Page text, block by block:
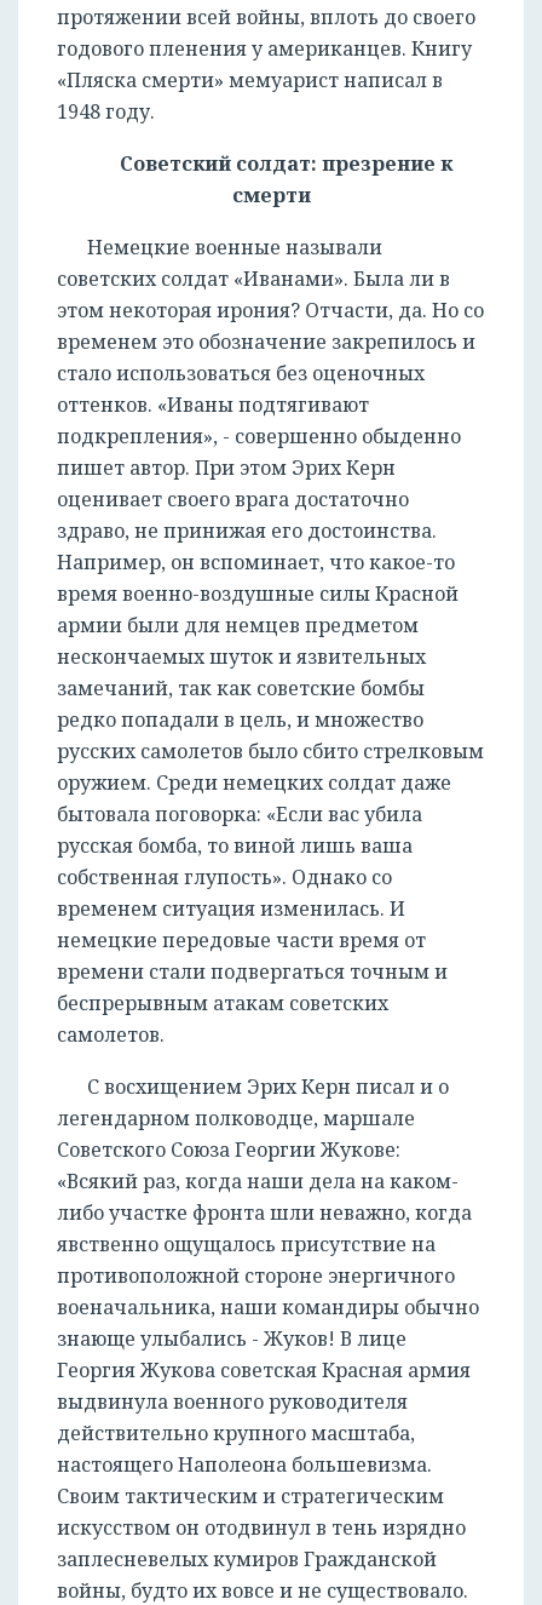
протяжении всей войны, вплоть до своего
годового пленения у американцев. Книгу
«Пляска смерти» мемуарист написал в
1948 году.
Советский солдат: презрение к
смерти
Немецкие военные называли
советских солдат «Иванами». Была ли в
этом некоторая ирония? Отчасти, да. Но со
временем это обозначение закрепилось и
стало использоваться без оценочных
оттенков. «Иваны подтягивают
подкрепления», - совершенно обыденно
пишет автор. При этом Эрих Керн
оценивает своего врага достаточно
здраво, не принижая его достоинства.
Например, он вспоминает, что какое-то
время военно-воздушные силы Красной
армии были для немцев предметом
нескончаемых шуток и язвительных
замечаний, так как советские бомбы
редко попадали в цель, и множество
русских самолетов было сбито стрелковым
оружием. Среди немецких солдат даже
бытовала поговорка: «Если вас убила
русская бомба, то виной лишь ваша
собственная глупость». Однако со
временем ситуация изменилась. И
немецкие передовые части время от
времени стали подвергаться точным и
беспрерывным атакам советских
самолетов.
С восхищением Эрих Керн писал и о
легендарном полководце, маршале
Советского Союза Георгии Жукове:
«Всякий раз, когда наши дела на каком-
либо участке фронта шли неважно, когда
явственно ощущалось присутствие на
противоположной стороне энергичного
военачальника, наши командиры обычно
знающе улыбались - Жуков! В лице
Георгия Жукова советская Красная армия
выдвинула военного руководителя
действительно крупного масштаба,
настоящего Наполеона большевизма.
Своим тактическим и стратегическим
искусством он отодвинул в тень изрядно
заплесневелых кумиров Гражданской
войны, будто их вовсе и не существовало.